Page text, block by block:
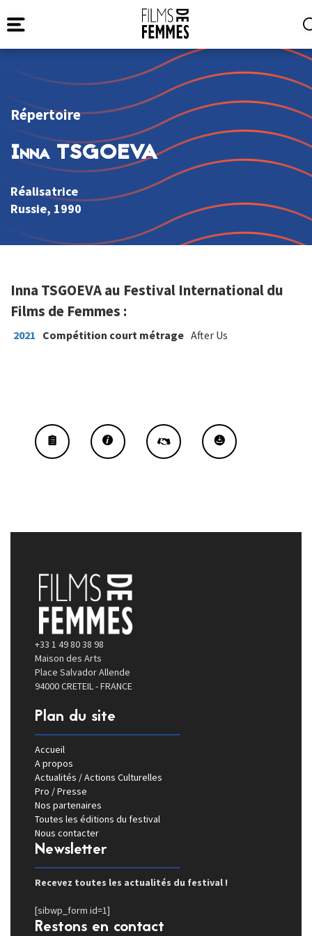
Répertoire
Inna TSGOEVA
Réalisatrice
Russie, 1990
Inna TSGOEVA au Festival International du
Films de Femmes :
2021 Compétition court métrage After Us
+33 1 49 80 38 98
Maison des Arts
Place Salvador Allende
94000 CRETEIL - FRANCE
Plan du site
Accueil
A propos
Actualités / Actions Culturelles
Pro / Presse
Nos partenaires
Toutes les éditions du festival
Nous contacter
Newsletter
Recevez toutes les actualités du festival !
[sibwp_form id=1]
Restons en contact